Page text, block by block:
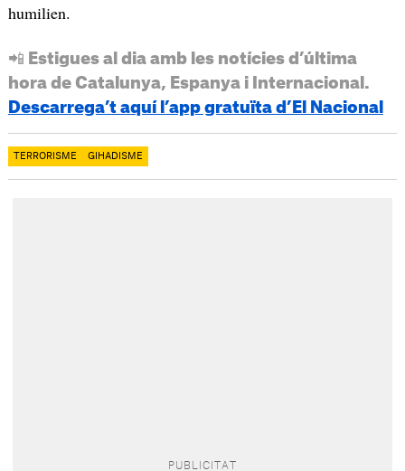
humilien.
📲 Estigues al dia amb les notícies d’última
hora de Catalunya, Espanya i Internacional.
Descarrega’t aquí l’app gratuïta d’El Nacional
TERRORISME GIHADISME